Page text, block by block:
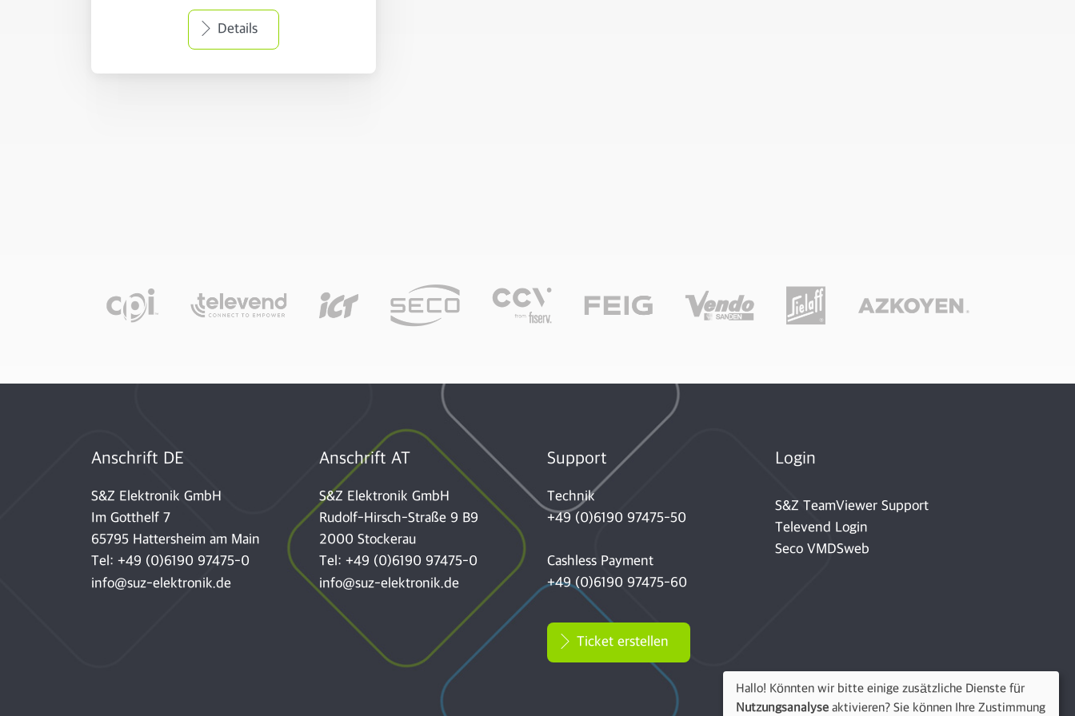
Details
Anschrift DE
S&Z Elektronik GmbH
Im Gotthelf 7
65795 Hattersheim am Main
Tel: +49 (0)6190 97475-0
info@suz-elektronik.de
Anschrift AT
S&Z Elektronik GmbH
Rudolf-Hirsch-Straße 9 B9
2000 Stockerau
Tel: +49 (0)6190 97475-0
info@suz-elektronik.de
Support
Technik
+49 (0)6190 97475-50
Cashless Payment
+49 (0)6190 97475-60
Ticket erstellen
Login
S&Z TeamViewer Support
Televend Login
Seco VMDSweb
Hallo! Könnten wir bitte einige zusätzliche Dienste für
Nutzungsanalyse aktivieren? Sie können Ihre Zustimmung